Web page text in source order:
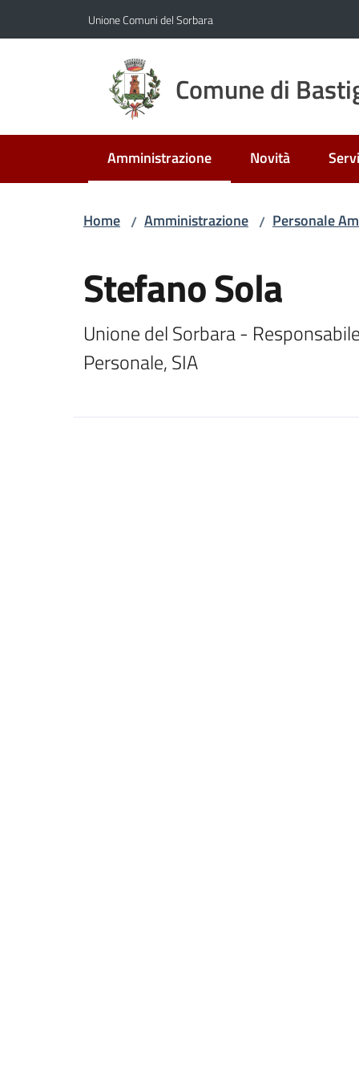
Unione Comuni del Sorbara
Comune di
Amministrazione
Menu selezionato Novità
Home / Amministrazione / Personale
Stefano Sola
Unione del Sorbara -
Personale, SIA